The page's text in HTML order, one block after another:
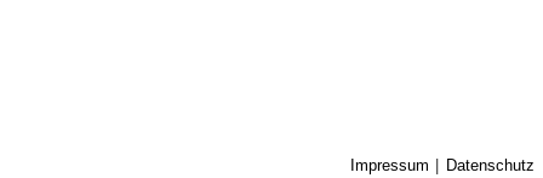
Impressum Datenschutz